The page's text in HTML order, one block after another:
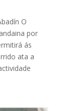
O
por
ás
ata a